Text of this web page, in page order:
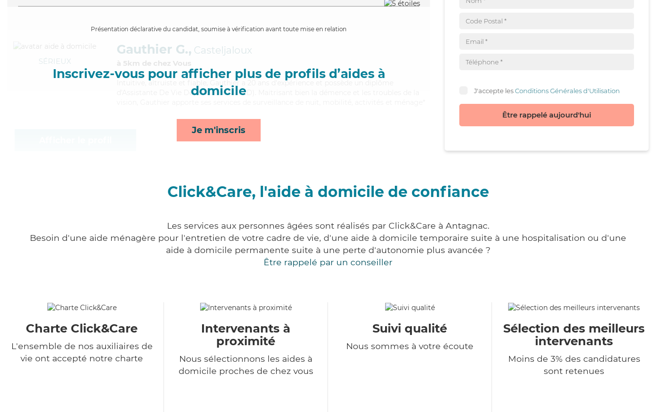
Présentation déclarative du candidat, soumise à vérification avant toute mise en relation
Inscrivez-vous pour afficher plus de profils d’aides à
domicile
Je m'inscris
SÉRIEUX
Gauthier G., Casteljaloux
à 5km de chez Vous
, altruiste et fiable, Gauthier a 20 ans d'expérience et possède un diplôme
d'Assistante De Vie Dépendance (ADVD). Maitrisant bien la démence et les troubles de la
J'accepte lesConditions Générales d'Utilisation
Être rappelé aujourd'hui
Click&Care, l'aide à domicile de confiance
Les services aux personnes âgées sont réalisés par Click&Care à Antagnac.
Besoin d'une aide ménagère pour l'entretien de votre cadre de vie, d'une aide à domicile temporaire suite à une hospitalisation ou d'une
aide à domicile permanente suite à une perte d'autonomie plus avancée ?
Être rappelé par un conseiller
Charte Click&Care
L'ensemble de nos auxiliaires de
vie ont accepté notre charte
Intervenants à
proximité
Nous sélectionnons les aides à
domicile proches de chez vous
Suivi qualité
Nous sommes à votre écoute
Sélection des meilleurs
intervenants
Moins de 3% des candidatures
sont retenues